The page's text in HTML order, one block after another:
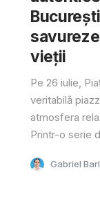
vieții
Pe 26 iulie,
veritabilă
atmosfera
Printr-o serie
Gabriel